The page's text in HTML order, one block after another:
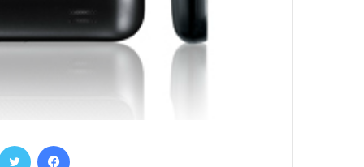
فيسبوك